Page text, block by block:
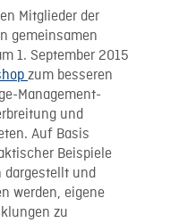
Mitglieder der
gemeinsamen
1. September 2015
zum besseren
Management-
und
Auf Basis
Beispiele
dargestellt und
werden, eigene
zu